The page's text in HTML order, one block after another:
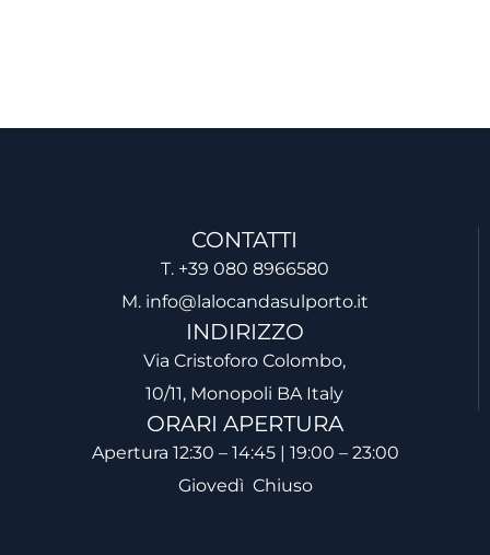
CONTATTI
T. +39 080 8966580
M. info@lalocandasulporto.it
INDIRIZZO
Via Cristoforo Colombo,
10/11, Monopoli BA Italy
ORARI APERTURA
Apertura 12:30 – 14:45 | 19:00 – 23:00
Giovedì Chiuso